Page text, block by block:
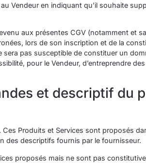
Vendeur en indiquant qu’il souhaite
aux présentes CGV (notamment et
lors de son inscription et de la
pas susceptible de constituer un
pour le Vendeur, d’entreprendre
et descriptif du
Produits et Services sont proposés
des descriptifs fournis par le fournisseur.
proposés mais ne sont pas